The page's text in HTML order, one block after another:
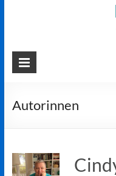
Autorinnen